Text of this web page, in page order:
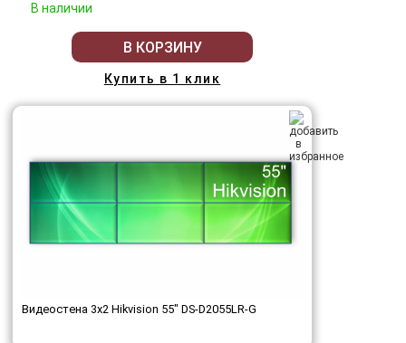
В наличии
В КОРЗИНУ
Купить в 1 клик
Видеостена 3x2 Hikvision 55" DS-D2055LR-G